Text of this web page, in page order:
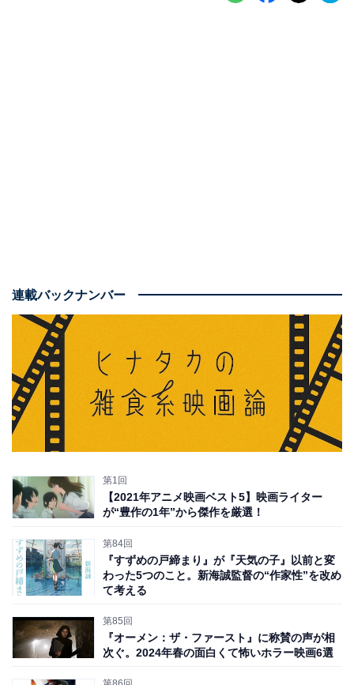
連載バックナンバー
第1回
【2021年アニメ映画ベスト5】映画ライター
が“豊作の1年”から傑作を厳選！
第84回
『すずめの戸締まり』が『天気の子』以前と変
わった5つのこと。新海誠監督の“作家性”を改め
て考える
第85回
『オーメン：ザ・ファースト』に称賛の声が相
次ぐ。2024年春の面白くて怖いホラー映画6選